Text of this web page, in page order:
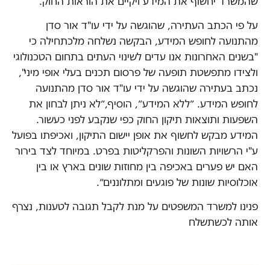
על פי הכתב העתירה, שהוגשה על ידי עו"ד אור סדן
מהתנועה לחופש המידע, הבקשה נשלחה מלכתחילה כי
"בשנים האחרונות אנו עדים לשינוי העתים בתחום הטכנולוגי
ולצידו מתפשטת תופעה של פרסום תכנים בעלי אופי מיני",
נכתב בעתירה שהוגשה על ידי עו"ד אור סדן מהתנועה
לחופש המידע. ״ללא המידע״, הוסיף,״לא ניתן לבחון את
השפעות ותוצאות תיקון החוק כפי שנקבע לפני כעשור.
המידע מבקש לחשוף את אופן יישום התיקון, ואכיפתו בפועל
ע"י הרשויות השונות והפרקליטות בפרט. במיוחד לצד בירור
האם יש פערים באכיפה בין מחוזות שונים בארץ או בין
אוכלוסיות שונות של פוגעים ומתלוננים״.
פנינו למשרד המשפטים על מנת לקבל תגובה לטענות, נצרף
אותה לכשתשלח